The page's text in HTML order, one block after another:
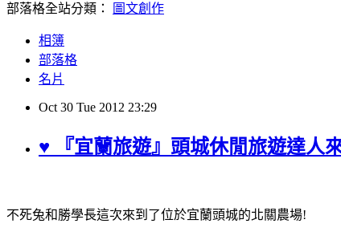
部落格全站分類： 圖文創作
相簿
部落格
名片
Oct 30 Tue 2012 23:29
♥ 『宜蘭旅遊』頭城休閒旅遊達人
不死兔和勝學長這次來到了位於宜蘭頭城的北關農場!